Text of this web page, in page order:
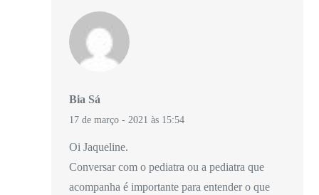
Bia Sá
17 de março - 2021 às 15:54
Oi Jaqueline.
Conversar com o pediatra ou a pediatra que
acompanha é importante para entender o que